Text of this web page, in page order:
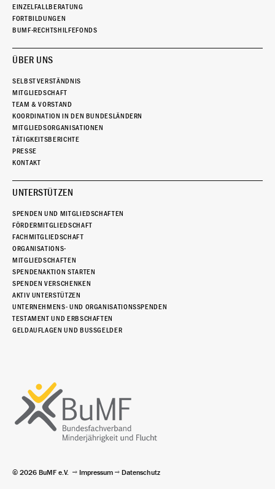
EINZELFALLBERATUNG
FORTBILDUNGEN
BUMF-RECHTSHILFEFONDS
ÜBER UNS
SELBSTVERSTÄNDNIS
MITGLIEDSCHAFT
TEAM & VORSTAND
KOORDINATION IN DEN BUNDESLÄNDERN
MITGLIEDSORGANISATIONEN
TÄTIGKEITSBERICHTE
PRESSE
KONTAKT
UNTERSTÜTZEN
SPENDEN UND MITGLIEDSCHAFTEN
FÖRDERMITGLIEDSCHAFT
FACHMITGLIEDSCHAFT
ORGANISATIONS-
MITGLIEDSCHAFTEN
SPENDENAKTION STARTEN
SPENDEN VERSCHENKEN
AKTIV UNTERSTÜTZEN
UNTERNEHMENS- UND ORGANISATIONSSPENDEN
TESTAMENT UND ERBSCHAFTEN
GELDAUFLAGEN UND BUSSGELDER
© 2026 BuMF e.V. Impressum Datenschutz